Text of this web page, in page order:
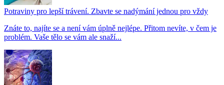
Potraviny pro lepší trávení. Zbavte se nadýmání jednou pro vždy
Znáte to, najíte se a není vám úplně nejlépe. Přitom nevíte, v čem je
problém. Vaše tělo se vám ale snaží...